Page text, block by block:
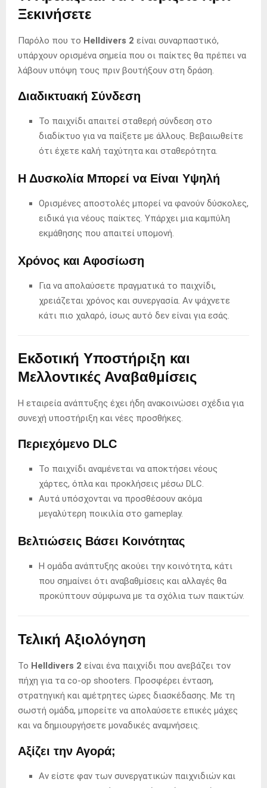
Ξεκινήσετε
Παρόλο που το Helldivers 2 είναι συναρπαστικό,
υπάρχουν ορισμένα σημεία που οι παίκτες θα πρέπει να
λάβουν υπόψη τους πριν βουτήξουν στη δράση.
Διαδικτυακή Σύνδεση
Το παιχνίδι απαιτεί σταθερή σύνδεση στο
διαδίκτυο για να παίξετε με άλλους. Βεβαιωθείτε
ότι έχετε καλή ταχύτητα και σταθερότητα.
Η Δυσκολία Μπορεί να Είναι Υψηλή
Ορισμένες αποστολές μπορεί να φανούν δύσκολες,
ειδικά για νέους παίκτες. Υπάρχει μια καμπύλη
εκμάθησης που απαιτεί υπομονή.
Χρόνος και Αφοσίωση
Για να απολαύσετε πραγματικά το παιχνίδι,
χρειάζεται χρόνος και συνεργασία. Αν ψάχνετε
κάτι πιο χαλαρό, ίσως αυτό δεν είναι για εσάς.
Εκδοτική Υποστήριξη και
Μελλοντικές Αναβαθμίσεις
Η εταιρεία ανάπτυξης έχει ήδη ανακοινώσει σχέδια για
συνεχή υποστήριξη και νέες προσθήκες.
Περιεχόμενο DLC
Το παιχνίδι αναμένεται να αποκτήσει νέους
χάρτες, όπλα και προκλήσεις μέσω DLC.
Αυτά υπόσχονται να προσθέσουν ακόμα
μεγαλύτερη ποικιλία στο gameplay.
Βελτιώσεις Βάσει Κοινότητας
Η ομάδα ανάπτυξης ακούει την κοινότητα, κάτι
που σημαίνει ότι αναβαθμίσεις και αλλαγές θα
προκύπτουν σύμφωνα με τα σχόλια των παικτών.
Τελική Αξιολόγηση
Το Helldivers 2 είναι ένα παιχνίδι που ανεβάζει τον
πήχη για τα co-op shooters. Προσφέρει ένταση,
στρατηγική και αμέτρητες ώρες διασκέδασης. Με τη
σωστή ομάδα, μπορείτε να απολαύσετε επικές μάχες
και να δημιουργήσετε μοναδικές αναμνήσεις.
Αξίζει την Αγορά;
Αν είστε φαν των συνεργατικών παιχνιδιών και